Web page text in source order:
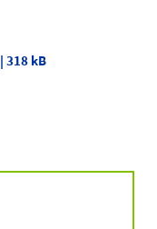
| 318 kB